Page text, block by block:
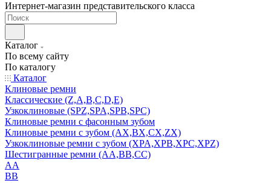
Интернет-магазин представительского класса
Каталог
По всему сайту
По каталогу
Каталог
Клиновые ремни
Классические (Z,A,B,C,D,E)
Узкоклиновые (SPZ,SPA,SPB,SPC)
Клиновые ремни с фасонным зубом
Клиновые ремни с зубом (AX,BX,CX,ZX)
Узкоклиновые ремни с зубом (XPA,XPB,XPC,XPZ)
Шестигранные ремни (AA,BB,CC)
AA
BB